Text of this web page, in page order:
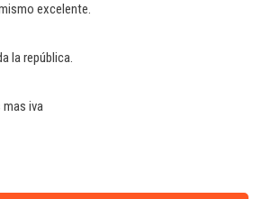
excelente.
la república.
mas iva